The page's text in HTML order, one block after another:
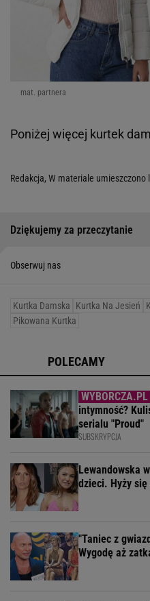
mat. partnera
Poniżej więcej kurtek
Redakcja, W materiale
Dziękujemy za przeczytanie
Obserwuj nas
Kurtka Damska Kurtka Na Jesień
Pikowana Kurtka
POLECAMY
intymność?
serialu "Proud"
SUBSKRYPCJA
Lewandowska
dzieci. Hyży się
"Taniec z
Wygodę aż